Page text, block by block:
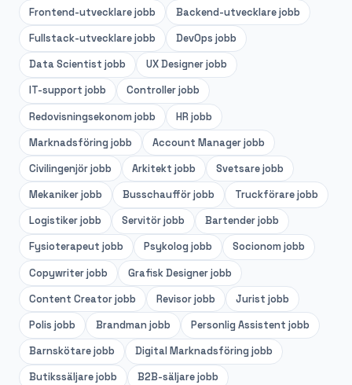
Frontend-utvecklarejobb Backend-utvecklarejobb
Fullstack-utvecklarejobb DevOps jobb
Data Scientist jobb UX Designerjobb
IT-support jobb Controllerjobb
Redovisningsekonom jobb HR jobb
Marknadsföring jobb Account Managerjobb
Civilingenjörjobb Arkitekt jobb Svetsarejobb
Mekanikerjobb Busschaufförjobb Truckförarejobb
Logistikerjobb Servitörjobb Bartenderjobb
Fysioterapeut jobb Psykolog jobb Socionom jobb
Copywriterjobb Grafisk Designerjobb
Content Creatorjobb Revisorjobb Jurist jobb
Polis jobb Brandman jobb Personlig Assistent jobb
Barnskötarejobb Digital Marknadsföring jobb
Butikssäljarejobb B2B-säljarejobb